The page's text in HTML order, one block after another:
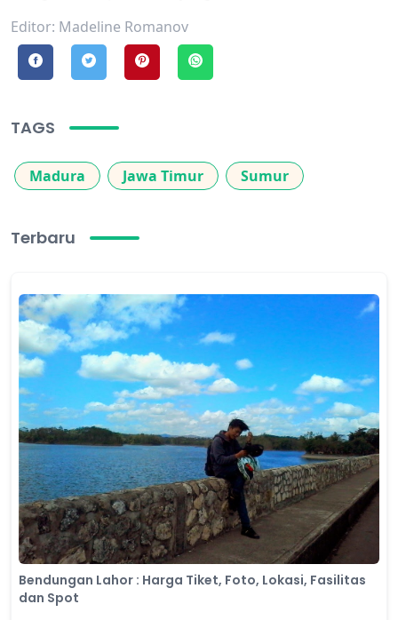
Editor: Madeline Romanov
TAGS
Madura Jawa Timur Sumur
Terbaru
Bendungan Lahor : Harga Tiket, Foto, Lokasi, Fasilitas
dan Spot